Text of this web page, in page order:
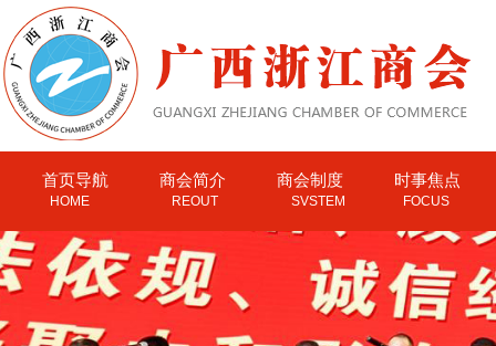
首页导航 商会简介 商会制度 时事焦点
HOME REOUT SVSTEM FOCUS